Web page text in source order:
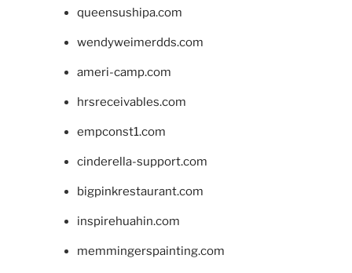
queensushipa.com
wendyweimerdds.com
ameri-camp.com
hrsreceivables.com
empconst1.com
cinderella-support.com
bigpinkrestaurant.com
inspirehuahin.com
memmingerspainting.com